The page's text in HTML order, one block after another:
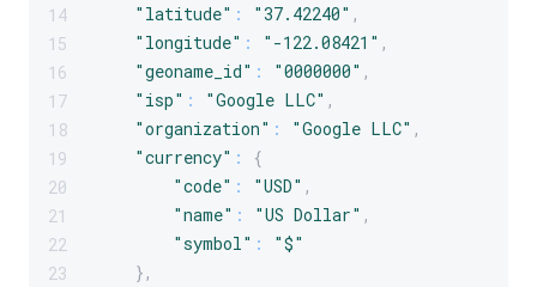
14
15
16
17
18
19
20
21
22
23
"latitude" : "37.42240" ,
"longitude" : "-122.08421" ,
"geoname_id" : "0000000" ,
"isp" : "Google LLC" ,
"organization" : "Google LLC" ,
"currency" :
{
"code" : "USD" ,
"name" : "US Dollar" ,
"symbol" :
"$"
} ,